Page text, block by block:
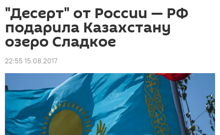
"Десерт" от России — РФ
подарила Казахстану
озеро Сладкое
22:55 15.08.2017